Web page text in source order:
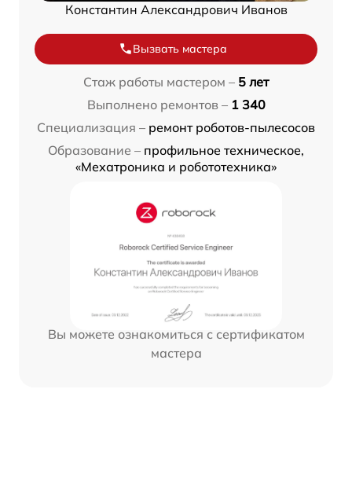
Константин Александрович Иванов
Вызвать мастера
Стаж работы мастером – 5 лет
Выполнено ремонтов – 1 340
Специализация – ремонт роботов-пылесосов
Образование – профильное техническое,
«Мехатроника и робототехника»
Вы можете ознакомиться с сертификатом
мастера